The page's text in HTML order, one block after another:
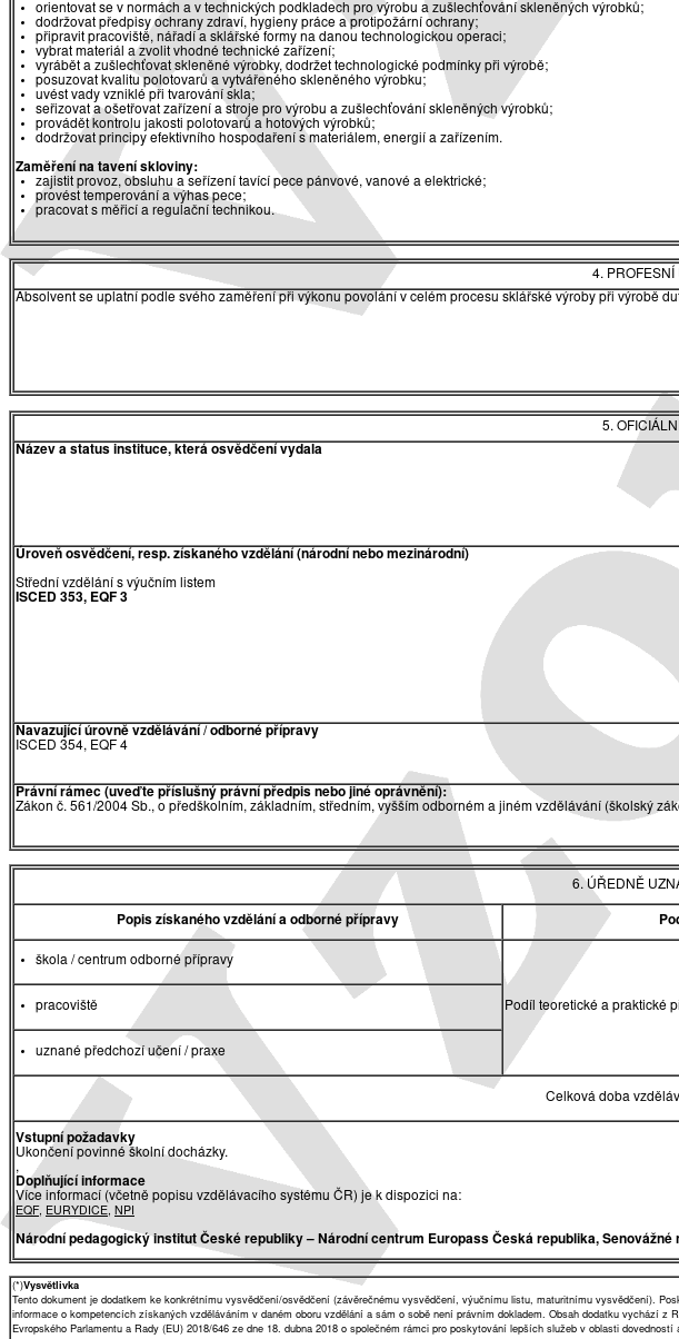
orientovat se v normách a v technických podkladech pro výrobu a zušlechťování skleněných výrobků;
dodržovat předpisy ochrany zdraví, hygieny práce a protipožární ochrany;
připravit pracoviště, nářadí a sklářské formy na danou technologickou operaci;
vybrat materiál a zvolit vhodné technické zařízení;
vyrábět a zušlechťovat skleněné výrobky, dodržet technologické podmínky při výrobě;
posuzovat kvalitu polotovarů a vytvářeného skleněného výrobku;
uvést vady vzniklé při tvarování skla;
seřizovat a ošetřovat zařízení a stroje pro výrobu a zušlechťování skleněných výrobků;
provádět kontrolu jakosti polotovarů a hotových výrobků;
dodržovat principy efektivního hospodaření s materiálem, energií a zařízením.
Zaměření na tavení skloviny:
zajistit provoz, obsluhu a seřízení tavící pece pánvové, vanové a elektrické;
provést temperování a výhas pece;
pracovat s měřicí a regulační technikou.
4. PROFESNÍ
Absolvent se uplatní podle svého zaměření při výkonu povolání v celém procesu sklářské výroby při výrobě
5.
Název a status instituce, která osvědčení vydala
Úroveň osvědčení, resp. získaného vzdělání (národní nebo mezinárodní)
Střední vzdělání s výučním listem
ISCED 353, EQF 3
Navazující úrovně vzdělávání / odborné přípravy
ISCED 354, EQF 4
Právní rámec (uveďte příslušný právní předpis nebo jiné oprávnění):
Zákon č. 561/2004 Sb., o předškolním, základním, středním, vyšším odborném a jiném vzdělávání (školský
6. ÚŘEDNĚ
Popis získaného vzdělání a odborné přípravy
škola / centrum odborné přípravy
Podíl teoretické a praktické
pracoviště
uznané předchozí učení / praxe
Celková doba
Vstupní požadavky
Ukončení povinné školní docházky.
,
Doplňující informace
Více informací (včetně popisu vzdělávacího systému ČR) je k dispozici na:
EQF, EURYDICE, NPI
Národní pedagogický institut České republiky– Národní centrum Europass Česká republika, Senovážné
(*)Vysvětlivka
Tento dokument je dodatkem ke konkrétnímu vysvědčení/osvědčení (závěrečnému vysvědčení, výučnímu listu, maturitnímu vysvědčení).
informace o kompetencích získaných vzděláváním v daném oboru vzdělání a sám o sobě není právním dokladem. Obsah dodatku vychází z
Evropského Parlamentu a Rady (EU) 2018/646 ze dne 18. dubna 2018 o společném rámci pro poskytování lepších služeb v oblasti dovedností